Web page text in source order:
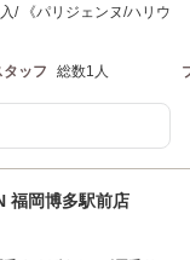
/ 《パリジェンヌ/ハリウ
タッフ 総数1人
福岡博多駅前店